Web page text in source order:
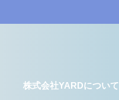
株式会社YARDについて